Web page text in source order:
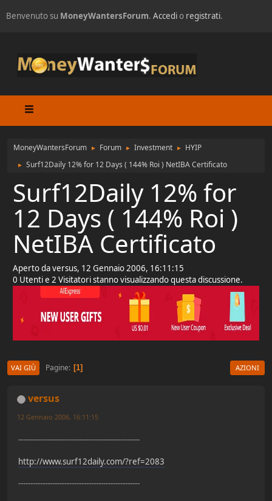
Benvenuto su MoneyWantersForum. Accedio registrati.
MoneyWantersForum ► Forum ► Investment ► HYIP
► Surf12Daily 12% for 12 Days ( 144% Roi ) NetIBA Certificato
Surf12Daily 12% for
12 Days ( 144% Roi )
NetIBA Certificato
Aperto da versus, 12 Gennaio 2006, 16:11:15
0 Utenti e 2 Visitatori stanno visualizzando questa discussione.
VAI GIÙ Pagine 1 AZIONI
versus
12 Gennaio 2006, 16:11:15
--------------------------------------------------
http://www.surf12daily.com/?ref=2083
--------------------------------------------------